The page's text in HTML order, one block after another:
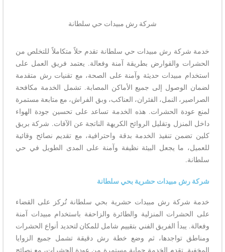
شركة رش مبيدات حي سلطانة​
خدمة شركة رش مبيدات حي سلطانة تقدم حلاً متكاملاً للتخلص من
الحشرات والقوارض بطريقة آمنة وفعالة. يعتمد فريق العمل على
استخدام مبيدات حديثة وآمنة على الصحة، مع تقنيات رش متقدمة
لضمان الوصول إلى جميع الأماكن المصابة. تشمل الخدمة مكافحة
الصراصير، النمل، الفئران، العناكب، وبق الفراش، مع متابعة مستمرة
لمنع عودة الحشرات. هذه الخدمة تساعد على تحسين جودة الهواء
داخل المنزل وتقليل الروائح الكريهة الناتجة عن الآفات. شركة بريق
كلين تضمن تنفيذ الخدمة بدقة واحترافية، مع تقديم نصائح وقائية
للعميل، ما يجعل البيئة نظيفة وآمنة على المدى الطويل في حي
سلطانة.
شركة رش مبيدات حشرية بحي سلطانة
خدمة شركة رش مبيدات حشرية بحي سلطانة تُركز على القضاء
على الحشرات المنزلية والطائرة والزاحفة باستخدام مبيدات آمنة
وفعالة. يبدأ الفريق الفني بتقييم شامل للمكان لتحديد أنواع الحشرات
ومناطق تواجدها، ثم وضع خطة رش دقيقة تشمل جميع الزوايا
المخفية. تقدم الخدمة حماية مستمرة من عودة الحشرات، مع نصائح